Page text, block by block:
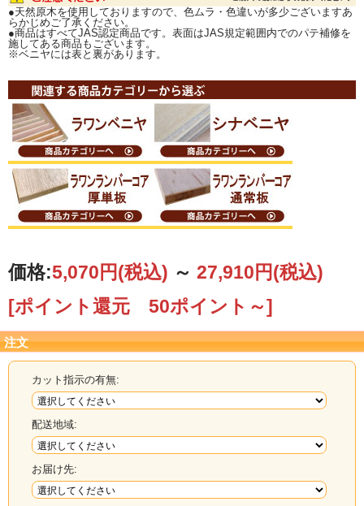
同梱で発送いたします。
詳しくは↓↓『カット注文について』↓↓をご覧ください。
●天然原木を使用しておりますので、色ムラ・色違いが多少ございますあ
らかじめご了承ください。
●商品はすべてJAS認定商品です。表面はJAS規定範囲内でのパテ補修を
施してある商品もございます。
※ベニヤには表と裏があります。
価格:5,070円(税込) ～ 27,910円(税込)
[ポイント還元 50ポイント～]
注文
カット指示の有無:
配送地域:
お届け先: